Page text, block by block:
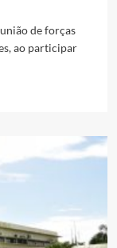
de forças
ao participar